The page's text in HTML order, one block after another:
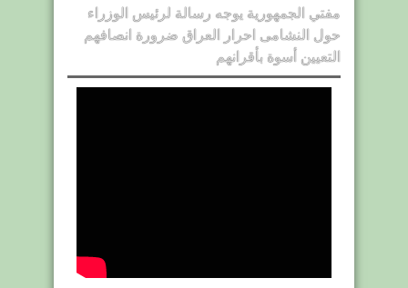
مفتي الجمهورية يوجه رسالة لرئيس الوزراء
حول النشامى احرار العراق ضرورة انصافهم
التعيين أسوة بأقرانهم